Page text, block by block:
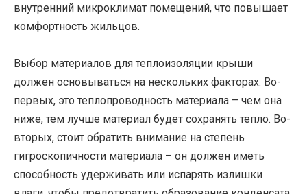
внутренний микроклимат помещений, что повышает
комфортность жильцов.
Выбор материалов для теплоизоляции крыши
должен основываться на нескольких факторах. Во-
первых, это теплопроводность материала – чем она
ниже, тем лучше материал будет сохранять тепло. Во-
вторых, стоит обратить внимание на степень
гигроскопичности материала – он должен иметь
способность удерживать или испарять излишки